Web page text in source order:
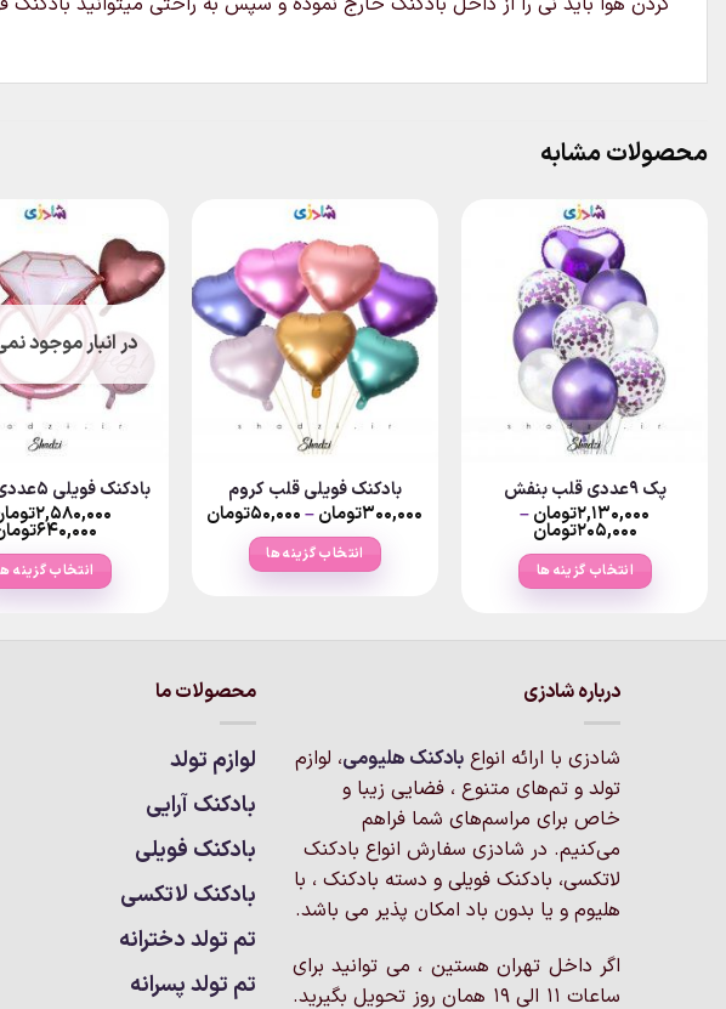
محصولات مشابه
پک ۹عددی قلب بنفش
۲,۱۳۰,۰۰۰تومان–
۲۰۵,۰۰۰تومان
through
۲,۱۳۰,۰۰۰تومان
انتخاب گزینه ها
انواع
باشد.
گزینه
ها
ممکن
است
در
محصول
انتخاب
بادکنک فویلی قلب کروم
۳۰۰,۰۰۰تومان– ۵۰,۰۰۰تومانPrice
range:
انتخاب گزینه ها
باشد.
ممکن
در
صفحه
انتخاب
شوند
در انبار موجود
بادکنک فویلی ۵عددی نامزدی
۲,۵۸۰,۰۰۰
۶۴۰,۰۰۰
انتخاب گزینه
درباره شادزی
شادزی با ارائه انواع بادکنک‌ هلیومی، لوازم
تولد و تم‌های متنوع ، فضایی زیبا و
خاص برای مراسم‌های شما فراهم
می‌کنیم. در شادزی سفارش انواع بادکنک
لاتکسی، بادکنک فویلی و دسته بادکنک ، با
هلیوم و یا بدون باد امکان پذیر می باشد.
اگر داخل تهران هستین ، می توانید برای
ساعات 11 الی 19 همان روز تحویل بگیرید.
محصولات ما
لوازم تولد
بادکنک آرایی
بادکنک فویلی
بادکنک لاتکسی
تم تولد دخترانه
تم تولد پسرانه